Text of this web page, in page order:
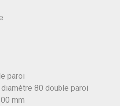
paroi
80 double paroi
mm